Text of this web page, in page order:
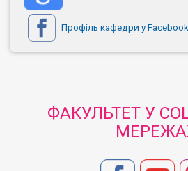
Профіль кафедри у Facebook
ФАКУЛЬТЕТ У